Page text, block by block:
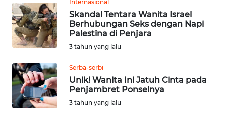
Internasional
Skandal Tentara Wanita Israel
Berhubungan Seks dengan Napi
Palestina di Penjara
3 tahun yang lalu
Serba-serbi
Unik! Wanita Ini Jatuh Cinta pada
Penjambret Ponselnya
3 tahun yang lalu
WN
SULTENG
SULBAR
WN
BABEL